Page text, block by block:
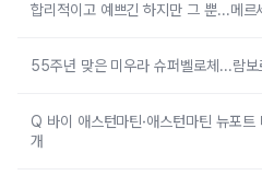
합리적이고 예쁘긴 하지만 그 뿐...메
55주년 맞은 미우라 슈퍼벨로체...람보
Q 바이 애스턴마틴·애스턴마틴 뉴포트
개